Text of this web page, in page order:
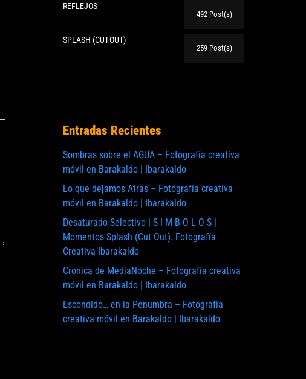
REFLEJOS
492 Post(s)
SPLASH (CUT-OUT)
259 Post(s)
Entradas Recientes
Sombras sobre el AGUA – Fotografía creativa
móvil en Barakaldo | Ibarakaldo
Lo que dejamos Atras – Fotografía creativa
móvil en Barakaldo | Ibarakaldo
Desaturado Selectivo | S I M B O L O S |
Momentos Splash (Cut Out). Fotografía
Creativa Ibarakaldo
Cronica de MediaNoche – Fotografía creativa
móvil en Barakaldo | Ibarakaldo
Escondido… en la Penumbra – Fotografía
creativa móvil en Barakaldo | Ibarakaldo